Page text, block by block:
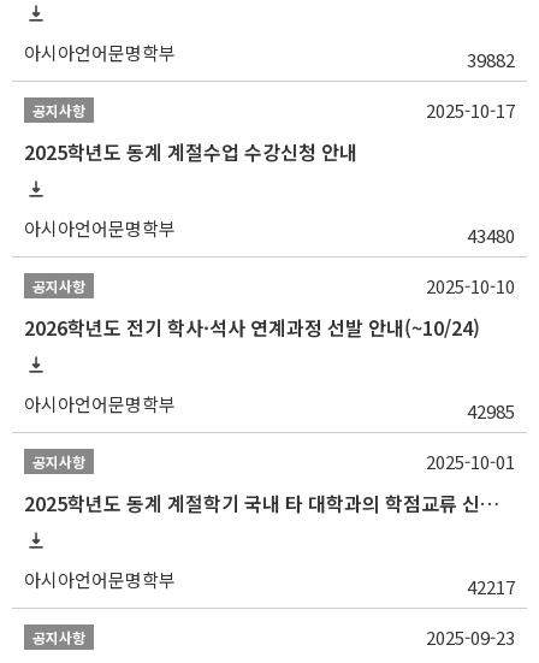
아시아언어문명학부 39882
공지사항
2025학년도 동계 계절수업 수강신청 안내
아시아언어문명학부 43480
2025-10-17
공지사항
2026학년도 전기 학사·석사 연계과정 선발 안내(~10/24)
아시아언어문명학부 42985
2025-10-10
공지사항
2025학년도 동계 계절학기 국내 타 대학과의 학점교류 신청 안내
아시아언어문명학부 42217
2025-10-01
공지사항 2025-09-23